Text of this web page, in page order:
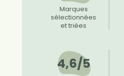
Marques
sélectionnées
et triées
4,6/5